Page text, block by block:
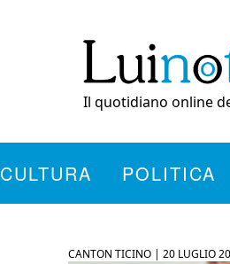
Il quotidiano online
CULTURA POLITICA
CANTON TICINO |20 LUGLIO